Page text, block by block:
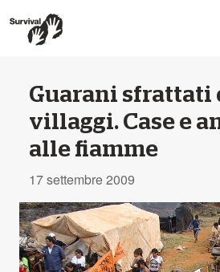
Guarani sfrattati
villaggi. Case e
alle fiamme
17 settembre 2009